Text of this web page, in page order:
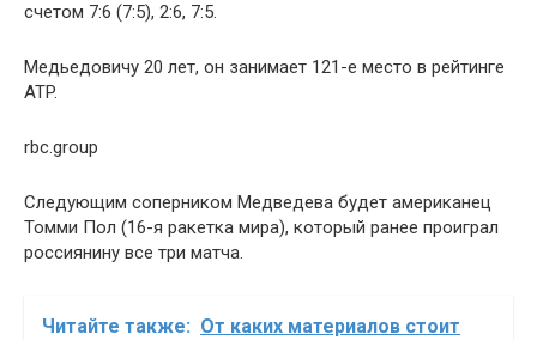
счетом 7:6 (7:5), 2:6, 7:5.
Медьедовичу 20 лет, он занимает 121-е место в рейтинге
ATP.
rbc.group
Следующим соперником Медведева будет американец
Томми Пол (16-я ракетка мира), который ранее проиграл
россиянину все три матча.
Читайте также: От каких материалов стоит